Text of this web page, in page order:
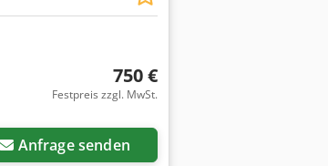
750 €
Festpreis zzgl. MwSt.
Anfrage senden